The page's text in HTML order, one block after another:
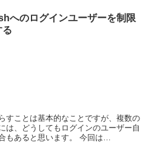
へのログインユーザーを制限
る
すことは基本的なことですが、複数の
は、どうしてもログインのユーザー自
ると思います。 今回は